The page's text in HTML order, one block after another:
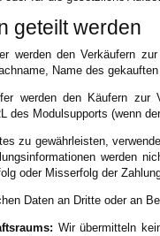
geteilt werden
werden den Verkäufern
Name des
werden den Käufern
des Modulsupports (wenn
zu gewährleisten,
werden
oder Misserfolg der
Daten an Dritte oder an
Wir übermitteln